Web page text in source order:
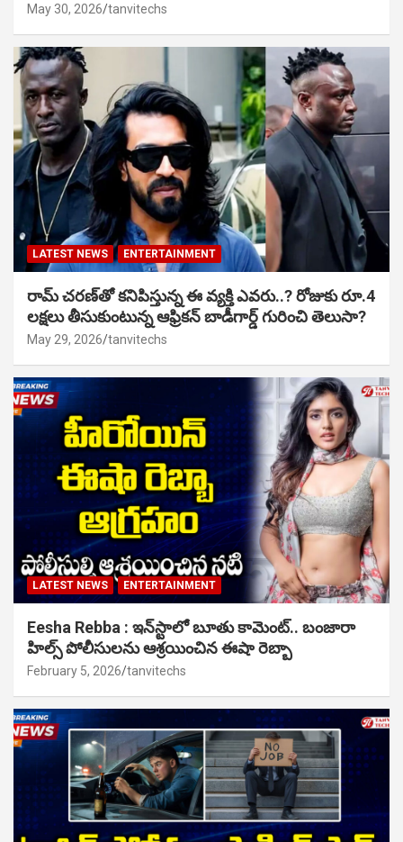
May 30, 2026 tanvitechs
LATEST NEWS ENTERTAINMENT
రామ్ చరణ్‌తో కనిపిస్తున్న ఈ వ్యక్తి ఎవరు..? రోజుకు రూ.4
లక్షలు తీసుకుంటున్న ఆఫ్రికన్ బాడీగార్డ్ గురించి తెలుసా?
May 29, 2026 tanvitechs
LATEST NEWS ENTERTAINMENT
Eesha Rebba : ఇన్‌స్టాలో బూతు కామెంట్.. బంజారా
హిల్స్ పోలీసులను ఆశ్రయించిన ఈషా రెబ్బా
February 5, 2026 tanvitechs